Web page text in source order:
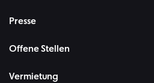
Presse
Offene Stellen
Vermietung